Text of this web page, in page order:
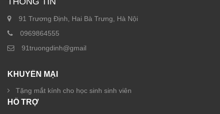
91 Trương Định, Hai Bà Trưng, Hà Nội
0969864555
91truongdinh@gmail
KHUYẾN MẠI
Tặng mắt kính cho học sinh sinh viên
HỖ TRỢ